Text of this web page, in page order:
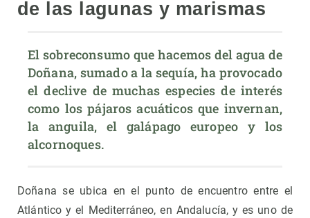
de las lagunas y marismas
El sobreconsumo que hacemos del agua de
Doñana, sumado a la sequía, ha provocado
el declive de muchas especies de interés
como los pájaros acuáticos que invernan,
la anguila, el galápago europeo y los
alcornoques.
Doñana se ubica en el punto de encuentro entre el
Atlántico y el Mediterráneo, en Andalucía, y es uno de